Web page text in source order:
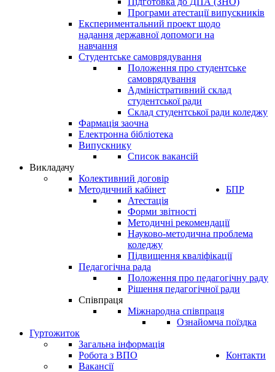
Програми атестації випускників
Експериментальний проект щодо
надання державної допомоги на
навчання
Студентське самоврядування
Положення про студентське
самоврядування
Адміністративний склад
студентської ради
Склад студентської ради коледжу
Фармація заочна
Електронна бібліотека
Випускнику
Список вакансій
Викладачу
Колективний договір
Методичний кабінет
Атестація
Форми звітності
Методичні рекомендації
Науково-методична проблема
коледжу
Підвищення кваліфікації
Педагогічна рада
Положення про педагогічну раду
Рішення педагогічної ради
Співпраця
Міжнародна співпраця
Ознайомча поїздка
БПР
Гуртожиток
Загальна інформація
Робота з ВПО
Контакти
Вакансії